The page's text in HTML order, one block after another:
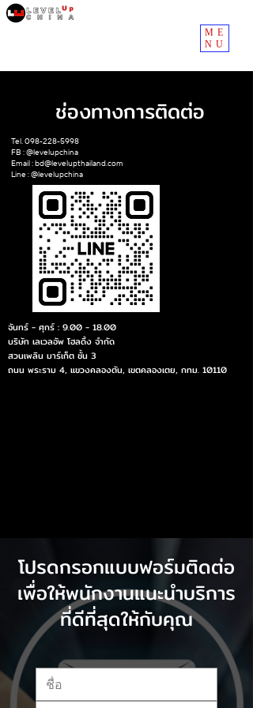
ME
NU
ช่องทางการติดต่อ
Tel.098-228-5998
FB : @levelupchina
Email :bd@levelupthailand.com
Line : @levelupchina
จันทร์ - ศุกร์ : 9.00 - 18.00
บริษัท เลเวลอัพ โฮลดิ้ง จำกัด
สวนเพลิน มาร์เก็ต ชั้น 3
ถนน พระราม 4, แขวงคลองตัน, เขตคลองเตย, กทม. 10110
โปรดกรอกแบบฟอร์มติดต่อ
เพื่อให้พนักงานแนะนำบริการ
ที่ดีที่สุดให้กับคุณ